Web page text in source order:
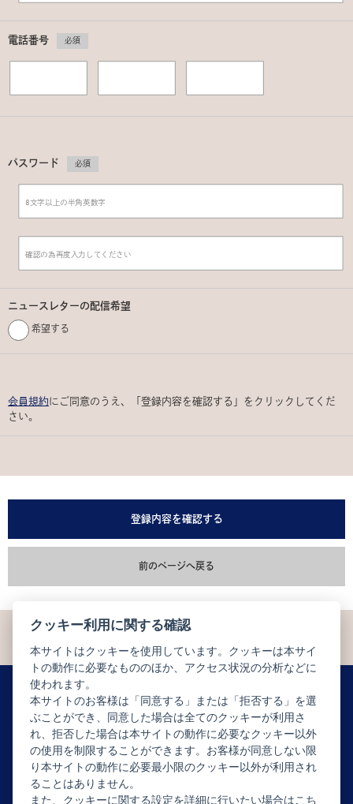
電話番号 必須
パスワード 必須
ニュースレターの配信希望
希望する
会員規約にご同意のうえ、「登録内容を確認する」をクリックしてくだ
さい。
登録内容を確認する
前のページへ戻る
ニュースレター配信登録はこちら
クッキー利用に関する確認
本サイトはクッキーを使用しています。クッキーは本サイ
トの動作に必要なもののほか、アクセス状況の分析などに
使われます。
本サイトのお客様は「同意する」または「拒否する」を選
ぶことができ、同意した場合は全てのクッキーが利用さ
れ、拒否した場合は本サイトの動作に必要なクッキー以外
の使用を制限することができます。お客様が同意しない限
り本サイトの動作に必要最小限のクッキー以外が利用され
ることはありません。
また、クッキーに関する設定を詳細に行いたい場合はこち